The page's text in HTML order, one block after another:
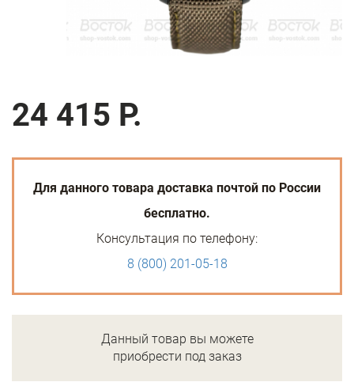
24 415 Р.
Для данного товара доставка почтой по России
бесплатно.
Консультация по телефону:
8 (800) 201-05-18
Данный товар вы можете
приобрести под заказ